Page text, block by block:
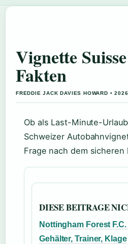
Vignette
Fakten
FREDDIE JACK DAVIES HOWARD •
Ob als Last-Minute-
Schweizer
Frage nach dem sicheren
DIESE BEITRAGE
Nottingham Forest F.C.
Gehälter, Trainer, Klage